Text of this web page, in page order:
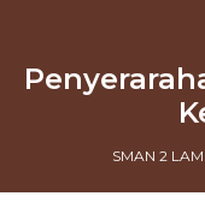
SMAN 2